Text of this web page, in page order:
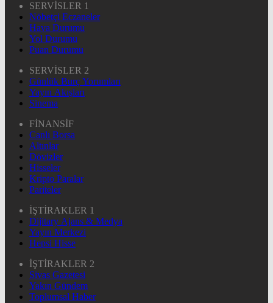
SERVİSLER 1
Nöbetçi Eczaneler
Hava Durumu
Yol Durumu
Puan Durumu
SERVİSLER 2
Günlük Burç Yorumları
Yayın Akışları
Sinema
FİNANSİF
Canlı Borsa
Altınlar
Dövizler
Hisseler
Kripto Paralar
Pariteler
İŞTİRAKLER 1
Dijitary Ajans & Medya
Yayın Merkezi
Hepsi Hisse
İŞTİRAKLER 2
Sivas Gazetesi
Yakın Gündem
Toplumsal Haber